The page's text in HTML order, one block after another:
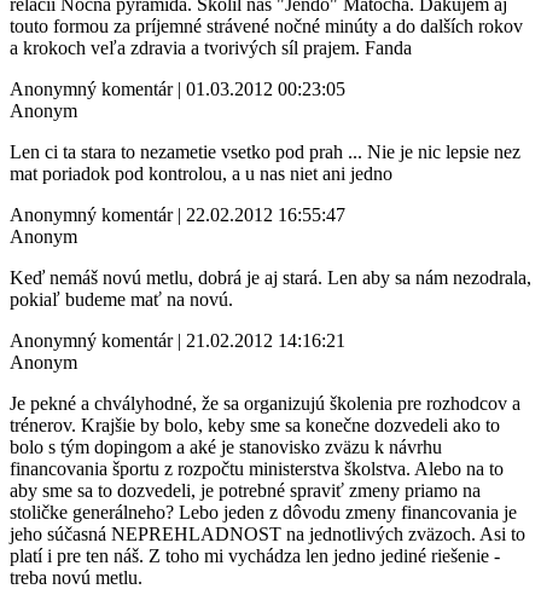
touto formou za príjemné strávené nočné minúty a do dalších rokov
a krokoch veľa zdravia a tvorivých síl prajem. Fanda
Anonymný komentár | 01.03.2012 00:23:05
Anonym
Len ci ta stara to nezametie vsetko pod prah ... Nie je nic lepsie nez
mat poriadok pod kontrolou, a u nas niet ani jedno
Anonymný komentár | 22.02.2012 16:55:47
Anonym
Keď nemáš novú metlu, dobrá je aj stará. Len aby sa nám nezodrala,
pokiaľ budeme mať na novú.
Anonymný komentár | 21.02.2012 14:16:21
Anonym
Je pekné a chvályhodné, že sa organizujú školenia pre rozhodcov a
trénerov. Krajšie by bolo, keby sme sa konečne dozvedeli ako to
bolo s tým dopingom a aké je stanovisko zväzu k návrhu
financovania športu z rozpočtu ministerstva školstva. Alebo na to
aby sme sa to dozvedeli, je potrebné spraviť zmeny priamo na
stoličke generálneho? Lebo jeden z dôvodu zmeny financovania je
jeho súčasná NEPREHLADNOST na jednotlivých zväzoch. Asi to
platí i pre ten náš. Z toho mi vychádza len jedno jediné riešenie -
treba novú metlu.